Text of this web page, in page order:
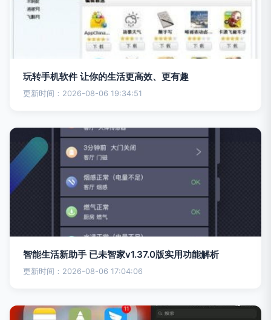
玩转手机软件 让你的生活更高效、更有趣
更新时间：2026-08-06 19:34:51
智能生活新助手 已未智家v1.37.0版实用功能解析
更新时间：2026-08-06 17:04:06